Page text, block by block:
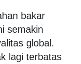
bakar
semakin
global.
lagi terbatas